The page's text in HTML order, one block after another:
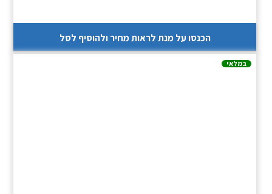
הכנסו על מנת לראות מחיר ולהוסיף לסל
במלאי